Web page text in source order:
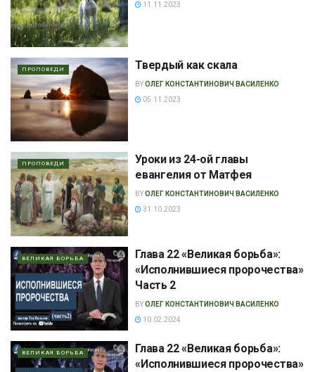
11.11.2023
ПРОПОВЕДИ Твердый как скала
BYОЛЕГ КОНСТАНТИНОВИЧ ВАСИЛЕНКО
05.11.2023
ПРОПОВЕДИ
Уроки из 24-ой главы
евангелия от Матфея
BYОЛЕГ КОНСТАНТИНОВИЧ ВАСИЛЕНКО
31.10.2023
ВЕЛИКАЯ БОРЬБА
Глава 22 «Великая борьба»:
«Исполнившиеся пророчества»
Часть 2
BYОЛЕГ КОНСТАНТИНОВИЧ ВАСИЛЕНКО
10.02.2024
ВЕЛИКАЯ БОРЬБА
Глава 22 «Великая борьба»:
«Исполнившиеся пророчества»